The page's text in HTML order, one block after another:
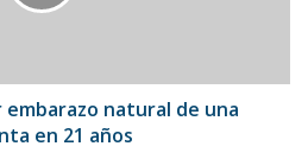
natural de una
en 21 años